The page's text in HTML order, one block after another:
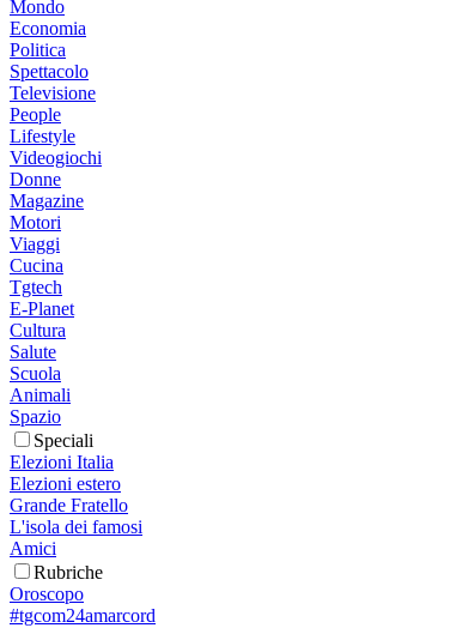
Mondo
Economia
Politica
Spettacolo
Televisione
People
Lifestyle
Videogiochi
Donne
Magazine
Motori
Viaggi
Cucina
Tgtech
E-Planet
Cultura
Salute
Scuola
Animali
Spazio
Speciali
Elezioni Italia
Elezioni estero
Grande Fratello
L'isola dei famosi
Amici
Rubriche
Oroscopo
#tgcom24amarcord